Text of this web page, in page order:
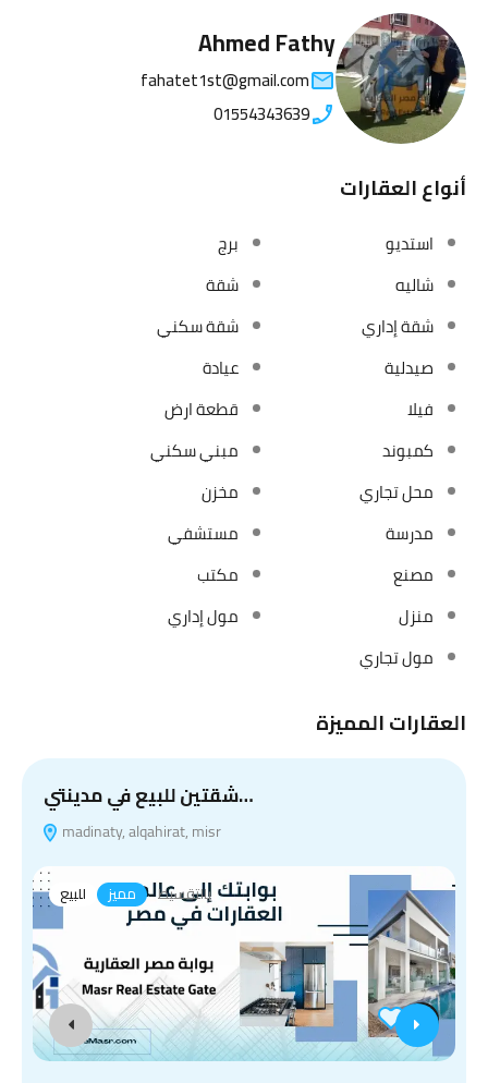
Ahmed Fathy
fahatet1st@gmail.com
01554343639
أنواع العقارات
استديو
برج
شاليه
شقة
شقة إداري
شقة سكني
صيدلية
عيادة
فيلا
قطعة ارض
كمبوند
مبني سكني
محل تجاري
مخزن
مدرسة
مستشفي
مصنع
مكتب
منزل
مول إداري
مول تجاري
العقارات المميزة
شقتين للبيع في مدينتي…
madinaty, alqahirat, misr
للبيع مميز بالتقسيط